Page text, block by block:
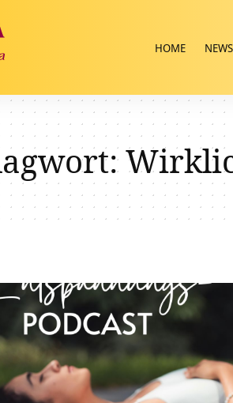
HOME NEWS